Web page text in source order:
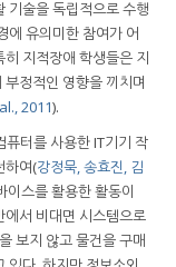
기술을 독립적으로 수행
에 유의미한 참여가 어
히 지적장애 학생들은 지
정적인 영향을 끼치며
2011).
퓨터를 사용한 IT기기 작
하여(강정묵, 송효진, 김
이스를 활용한 활동이
서 비대면 시스템으로
보지 않고 물건을 구매